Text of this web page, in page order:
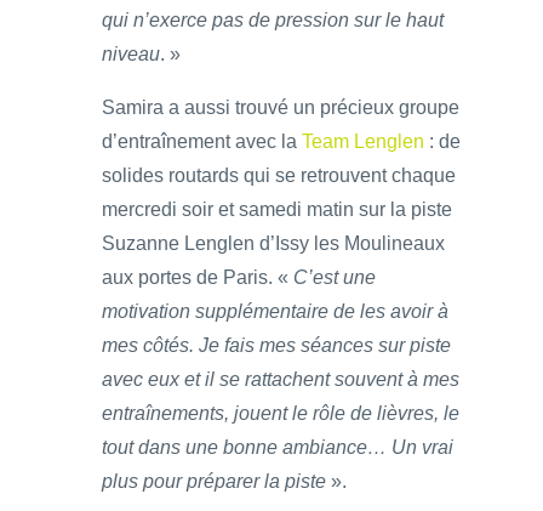
qui n’exerce pas de pression sur le haut
niveau. »
Samira a aussi trouvé un précieux groupe
d’entraînement avec la Team Lenglen : de
solides routards qui se retrouvent chaque
mercredi soir et samedi matin sur la piste
Suzanne Lenglen d’Issy les Moulineaux
aux portes de Paris. « C’est une
motivation supplémentaire de les avoir à
mes côtés. Je fais mes séances sur piste
avec eux et il se rattachent souvent à mes
entraînements, jouent le rôle de lièvres, le
tout dans une bonne ambiance… Un vrai
plus pour préparer la piste ».